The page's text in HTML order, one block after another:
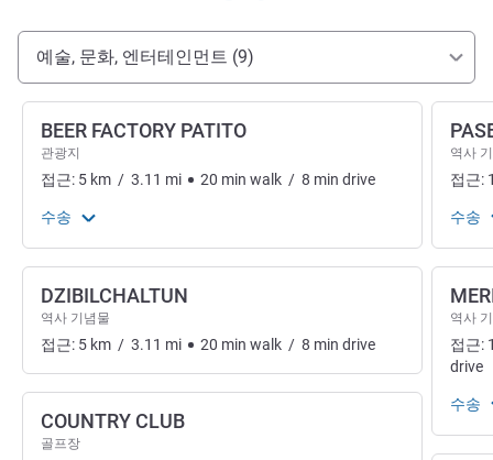
호텔 접근 및 교통
예술, 문화, 엔터테인먼트 (9)
BEER FACTORY PATITO
관광지
접근: 5 km / 3.11 mi 20 min walk / 8 min drive
수송
DZIBILCHALTUN
역사 기념물
접근: 5 km / 3.11 mi 20 min walk / 8 min drive
COUNTRY CLUB
골프장
역사
접근:
수송
역사
접근:
drive
수송